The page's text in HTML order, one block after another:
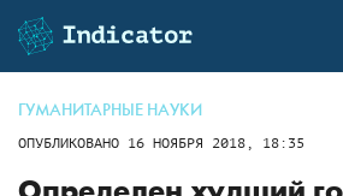
ГУМАНИТАРНЫЕ НАУКИ
ОПУБЛИКОВАНО 16 НОЯБРЯ 2018, 18:35